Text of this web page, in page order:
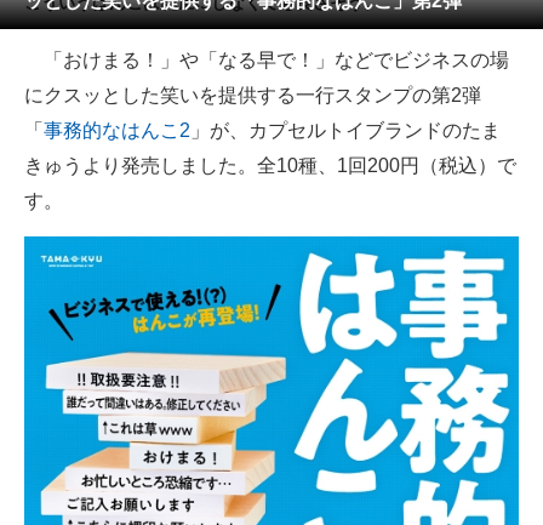
メディア
注目記事を集めた総合ページ
ITの今と未来を見通す
スマホと通信の最新トレンド
ビジネスと働き方のヒント
AI活用のいまが分かる
企業ITのトレンドを詳説
経営リーダーのコミュニティ
「おけまる！」や「なる早で！」などでビジネスの場
にクスッとした笑いを提供する一行スタンプの第2弾
「 事務的なはんこ2 」が、カプセルトイブランドのたま
きゅうより発売しました。全10種、1回200円（税込）で
す。